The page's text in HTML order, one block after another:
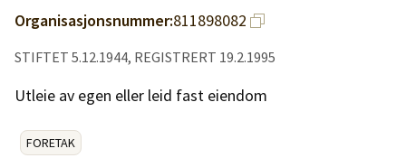
Kjøpe lister
Priser
Organisasjonsnummer:811898082
STIFTET 5.12.1944, REGISTRERT 19.2.1995
Utleie av egen eller leid fast eiendom
FORETAK